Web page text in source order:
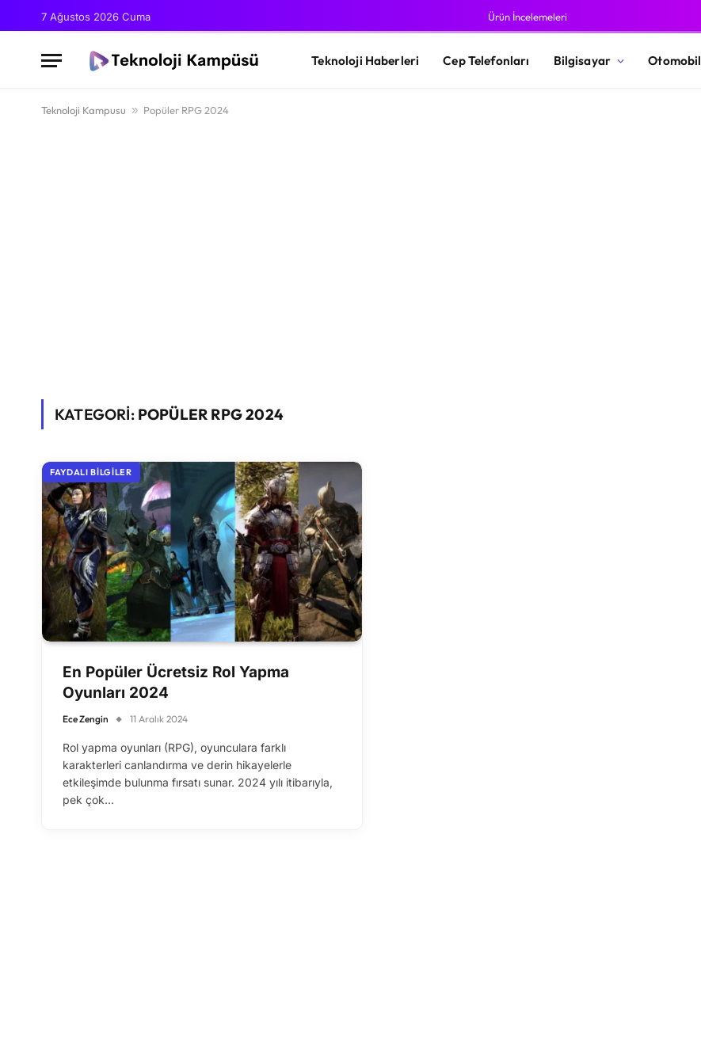
7 Ağustos 2026 Cuma Ürün İncelemeleri
Teknoloji Haberleri Cep Telefonları Bilgisayar Otomobil
Teknoloji Kampusu » Popüler RPG 2024
KATEGORİ: POPÜLER RPG 2024
FAYDALI BILGILER
En Popüler Ücretsiz Rol Yapma
Oyunları 2024
Ece Zengin 11 Aralık 2024
Rol yapma oyunları (RPG), oyunculara farklı
karakterleri canlandırma ve derin hikayelerle
etkileşimde bulunma fırsatı sunar. 2024 yılı itibarıyla,
pek çok…